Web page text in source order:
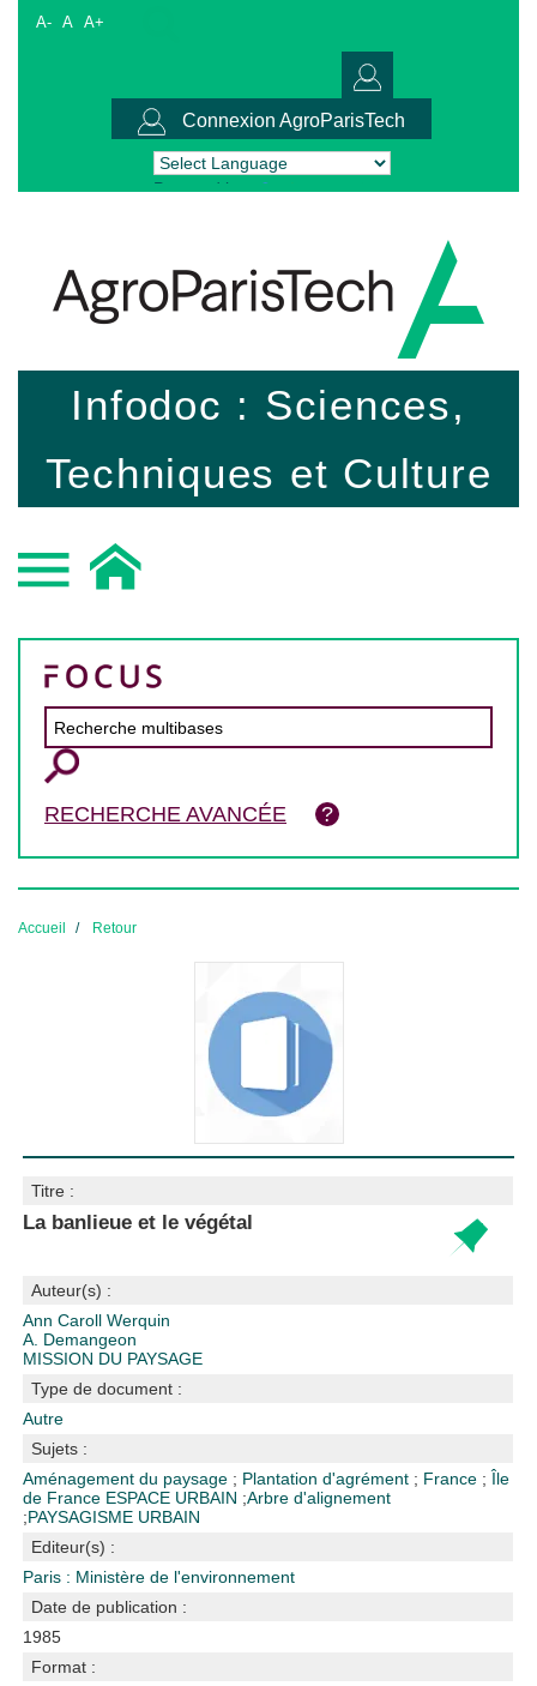
A- A A+
Connexion AgroParisTech
Powered by Translate
Infodoc : Sciences,
Techniques et Culture
RECHERCHE AVANCÉE
Accueil Retour
Titre :
La banlieue et le végétal
Auteur(s) :
Ann Caroll Werquin
A. Demangeon
MISSION DU PAYSAGE
Type de document :
Autre
Sujets :
Aménagement du paysage ; Plantation d'agrément ; France ; Île
de France ESPACE URBAIN ;Arbre d'alignement
;PAYSAGISME URBAIN
Editeur(s) :
Paris : Ministère de l'environnement
Date de publication :
1985
Format :